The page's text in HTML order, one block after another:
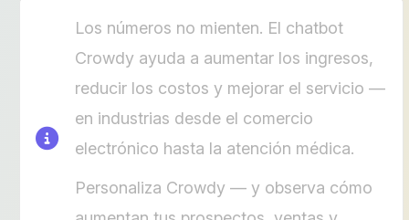
Los números no mienten. El chatbot
Crowdy ayuda a aumentar los ingresos,
reducir los costos y mejorar el servicio —
en industrias desde el comercio
electrónico hasta la atención médica.
Personaliza Crowdy — y observa cómo